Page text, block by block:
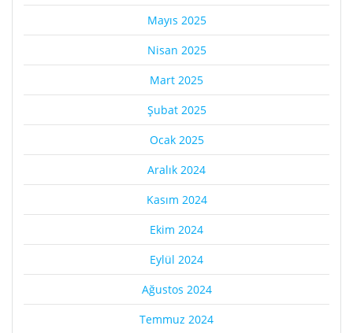
Mayıs 2025
Nisan 2025
Mart 2025
Şubat 2025
Ocak 2025
Aralık 2024
Kasım 2024
Ekim 2024
Eylül 2024
Ağustos 2024
Temmuz 2024